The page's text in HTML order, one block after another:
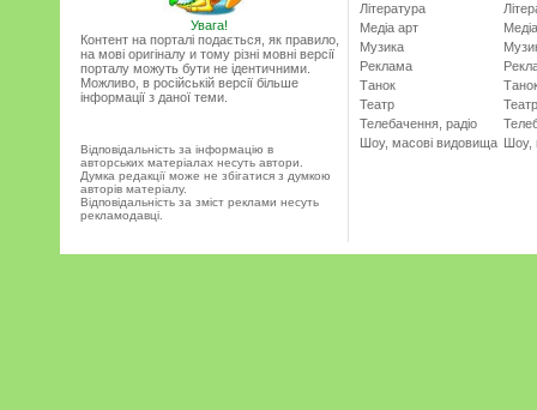
Увага!
Контент на порталі подається, як правило,
на мові оригіналу и тому різні мовні версії
порталу можуть бути не ідентичними.
Можливо, в російській версії більше
інформації з даної теми.
Відповідальність за інформацію в
авторських матеріалах несуть автори.
Думка редакції може не збігатися з думкою
авторів матеріалу.
Відповідальність за зміст реклами несуть
рекламодавці.
Література
Медіа арт
Музика
Реклама
Танок
Театр
Телебачення, радіо
Шоу, масові видовища
Театр
Шоу,